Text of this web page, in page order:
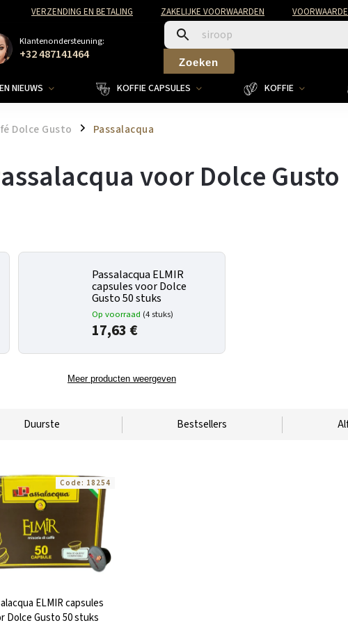
VERZENDING EN BETALING ZAKELIJKE VOORWAARDEN
Klantenondersteuning:
+32 487141464 Zoeken
NIEUWS KOFFIE CAPSULES KOFFIE
Dolce Gusto / Passalacqua
voor Dolce Gusto
Passalacqua ELMIR
capsules voor Dolce
Gusto 50 stuks
Op voorraad (4 stuks)
17,63 €
Meer producten weergeven
Duurste Bestsellers
ELMIR capsules
Dolce Gusto 50 stuks
Code: 18254